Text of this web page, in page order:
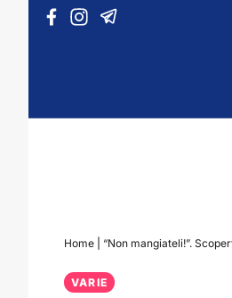
Vai al contenuto
Home “Non mangiateli!”.
VARIE